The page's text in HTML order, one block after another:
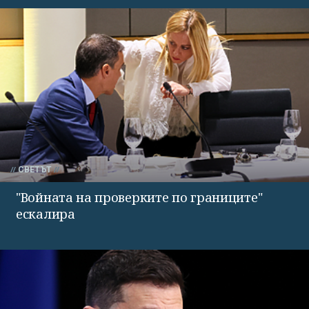
СВЕТЪТ
"Войната на проверките по границите"
ескалира